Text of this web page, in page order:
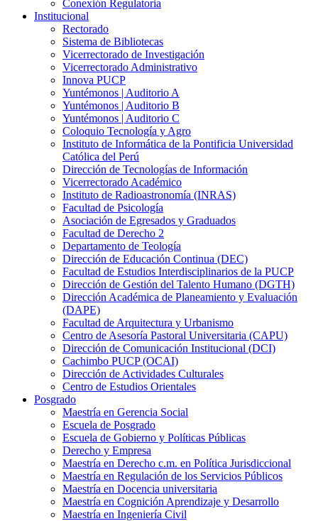
Conexión Regulatoria
Institucional
Rectorado
Sistema de Bibliotecas
Vicerrectorado de Investigación
Vicerrectorado Administrativo
Innova PUCP
Yuntémonos | Auditorio A
Yuntémonos | Auditorio B
Yuntémonos | Auditorio C
Coloquio Tecnología y Agro
Instituto de Informática de la Pontificia Universidad
Católica del Perú
Dirección de Tecnologías de Información
Vicerrectorado Académico
Instituto de Radioastronomía (INRAS)
Facultad de Psicología
Asociación de Egresados y Graduados
Facultad de Derecho 2
Departamento de Teología
Dirección de Educación Continua (DEC)
Facultad de Estudios Interdisciplinarios de la PUCP
Dirección de Gestión del Talento Humano (DGTH)
Dirección Académica de Planeamiento y Evaluación
(DAPE)
Facultad de Arquitectura y Urbanismo
Centro de Asesoría Pastoral Universitaria (CAPU)
Dirección de Comunicación Institucional (DCI)
Cachimbo PUCP (OCAI)
Dirección de Actividades Culturales
Centro de Estudios Orientales
Posgrado
Maestría en Gerencia Social
Escuela de Posgrado
Escuela de Gobierno y Políticas Públicas
Derecho y Empresa
Maestría en Derecho c.m. en Política Jurisdiccional
Maestría en Regulación de los Servicios Públicos
Maestría en Docencia universitaria
Maestría en Cognición Aprendizaje y Desarrollo
Maestría en Ingeniería Civil